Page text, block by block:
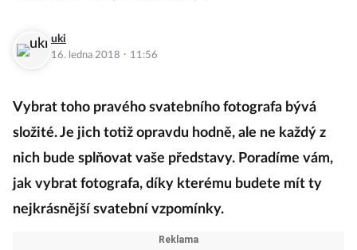
uki
16. ledna 2018 · 11:56
Vybrat toho pravého svatebního fotografa bývá
složité. Je jich totiž opravdu hodně, ale ne každý z
nich bude splňovat vaše představy. Poradíme vám,
jak vybrat fotografa, díky kterému budete mít ty
nejkrásnější svatební vzpomínky.